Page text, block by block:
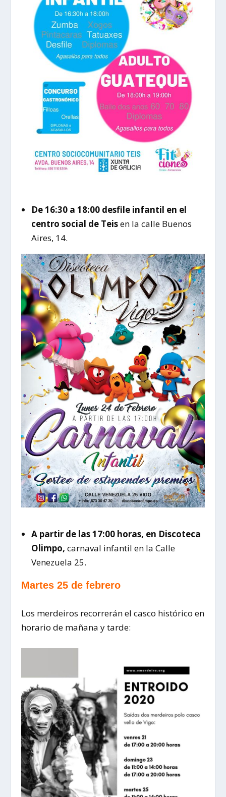
De 16:30 a 18:00 desfile infantil en el
centro social de Teisen la calle Buenos
Aires, 14.
A partir de las 17:00 horas, en Discoteca
Olimpo, carnaval infantil en la Calle
Venezuela 25.
Martes 25 de febrero
Los merdeiros recorrerán el casco histórico en
horario de mañana y tarde: